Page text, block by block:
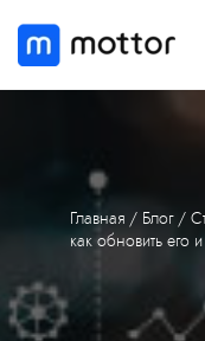
Главная / Блог /
как обновить его